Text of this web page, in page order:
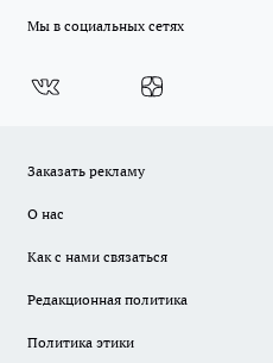
Мы в социальных сетях
Заказать рекламу
О нас
Как с нами связаться
Редакционная политика
Политика этики